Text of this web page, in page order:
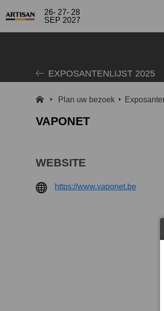
26- 27- 28
SEP 2027
EXPOSANTENLIJST 2025
Plan uw bezoek
VAPONET
WEBSITE
https://www.vaponet.be